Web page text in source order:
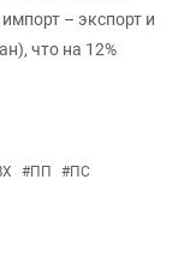
– экспорт и
что на 12%
#ПП #ПС